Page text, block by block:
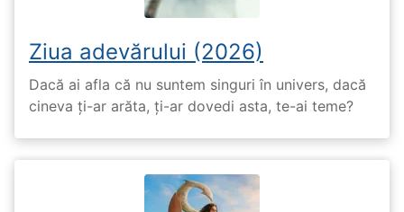
Ziua adevărului (2026)
Dacă ai afla că nu suntem singuri în univers, dacă
cineva ți-ar arăta, ți-ar dovedi asta, te-ai teme?